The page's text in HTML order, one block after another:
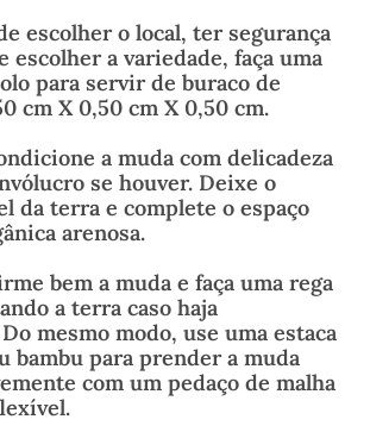
escolher o local, ter segurança
escolher a variedade, faça uma
para servir de buraco de
cm X 0,50 cm X 0,50 cm.
a muda com delicadeza
se houver. Deixe o
da terra e complete o espaço
arenosa.
bem a muda e faça uma rega
a terra caso haja
mesmo modo, use uma estaca
bambu para prender a muda
com um pedaço de malha